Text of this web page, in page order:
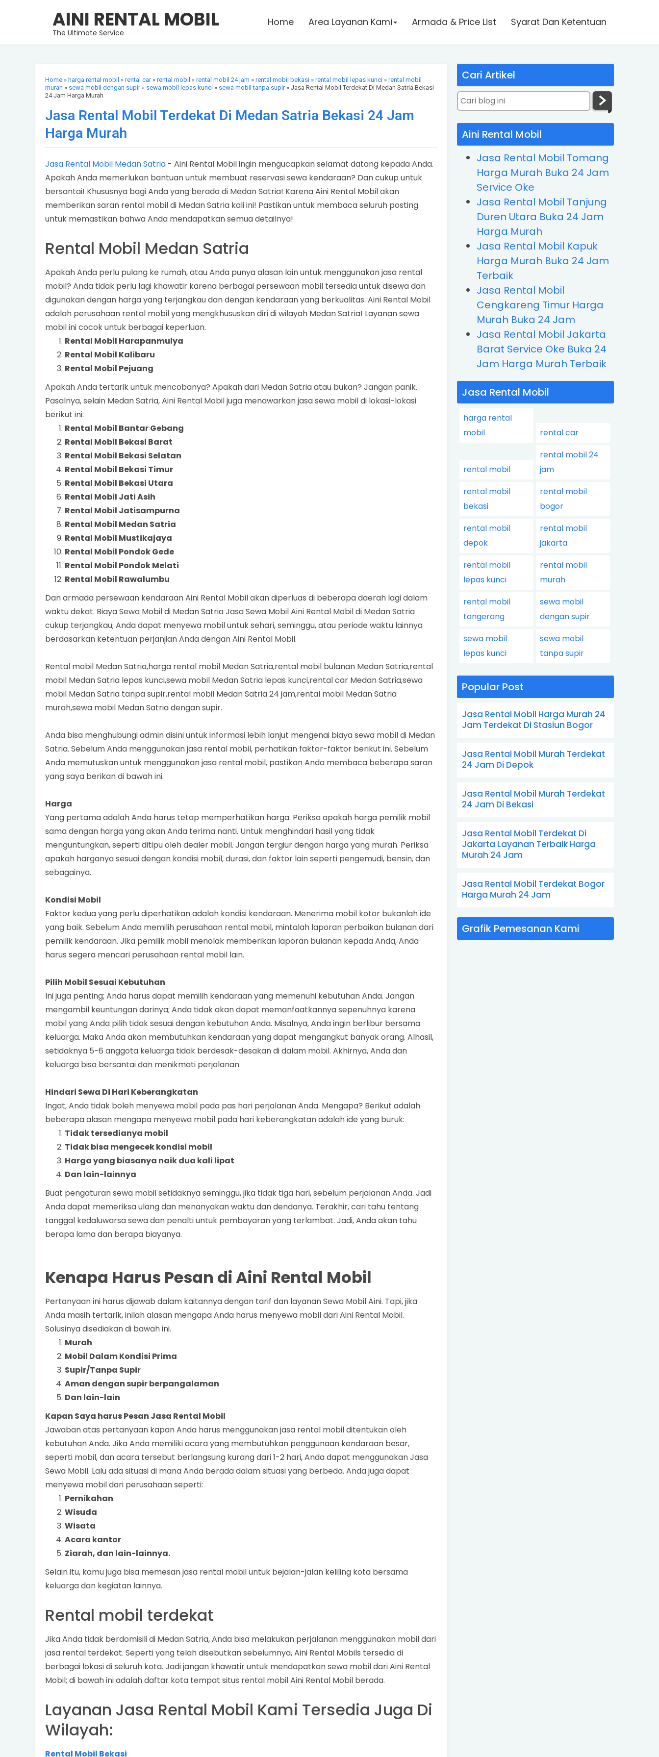
AINI RENTAL MOBIL
The Ultimate Service
Home Area Layanan Kami Armada & Price List Syarat Dan Ketentuan
Home » harga rental mobil » rental car» rental mobil » rental mobil 24 jam » rental mobil bekasi » rental mobil lepas kunci » rental mobil
murah » sewa mobil dengan supir» sewa mobil lepas kunci » sewa mobil tanpa supir» Jasa Rental Mobil Terdekat Di Medan Satria Bekasi
24 Jam Harga Murah
Jasa Rental Mobil Terdekat Di Medan Satria Bekasi 24 Jam
Harga Murah
Jasa Rental Mobil Medan Satria - Aini Rental Mobil ingin mengucapkan selamat datang kepada Anda.
Apakah Anda memerlukan bantuan untuk membuat reservasi sewa kendaraan? Dan cukup untuk
bersantai! Khususnya bagi Anda yang berada di Medan Satria! Karena Aini Rental Mobil akan
memberikan saran rental mobil di Medan Satria kali ini! Pastikan untuk membaca seluruh posting
untuk memastikan bahwa Anda mendapatkan semua detailnya!
Rental Mobil Medan Satria
Apakah Anda perlu pulang ke rumah, atau Anda punya alasan lain untuk menggunakan jasa rental
mobil? Anda tidak perlu lagi khawatir karena berbagai persewaan mobil tersedia untuk disewa dan
digunakan dengan harga yang terjangkau dan dengan kendaraan yang berkualitas. Aini Rental Mobil
adalah perusahaan rental mobil yang mengkhususkan diri di wilayah Medan Satria! Layanan sewa
mobil ini cocok untuk berbagai keperluan.
Rental Mobil Harapanmulya
Rental Mobil Kalibaru
Rental Mobil Pejuang
Apakah Anda tertarik untuk mencobanya? Apakah dari Medan Satria atau bukan? Jangan panik.
Pasalnya, selain Medan Satria, Aini Rental Mobil juga menawarkan jasa sewa mobil di lokasi-lokasi
berikut ini:
Rental Mobil Bantar Gebang
Rental Mobil Bekasi Barat
Rental Mobil Bekasi Selatan
Rental Mobil Bekasi Timur
Rental Mobil Bekasi Utara
Rental Mobil Jati Asih
Rental Mobil Jatisampurna
Rental Mobil Medan Satria
Rental Mobil Mustikajaya
Rental Mobil Pondok Gede
Rental Mobil Pondok Melati
Rental Mobil Rawalumbu
Dan armada persewaan kendaraan Aini Rental Mobil akan diperluas di beberapa daerah lagi dalam
waktu dekat. Biaya Sewa Mobil di Medan Satria Jasa Sewa Mobil Aini Rental Mobil di Medan Satria
cukup terjangkau; Anda dapat menyewa mobil untuk sehari, seminggu, atau periode waktu lainnya
berdasarkan ketentuan perjanjian Anda dengan Aini Rental Mobil.
Rental mobil Medan Satria,harga rental mobil Medan Satria,rental mobil bulanan Medan Satria,rental
mobil Medan Satria lepas kunci,sewa mobil Medan Satria lepas kunci,rental car Medan Satria,sewa
mobil Medan Satria tanpa supir,rental mobil Medan Satria 24 jam,rental mobil Medan Satria
murah,sewa mobil Medan Satria dengan supir.
Anda bisa menghubungi admin disini untuk informasi lebih lanjut mengenai biaya sewa mobil di Medan
Satria. Sebelum Anda menggunakan jasa rental mobil, perhatikan faktor-faktor berikut ini. Sebelum
Anda memutuskan untuk menggunakan jasa rental mobil, pastikan Anda membaca beberapa saran
yang saya berikan di bawah ini.
Harga
Yang pertama adalah Anda harus tetap memperhatikan harga. Periksa apakah harga pemilik mobil
sama dengan harga yang akan Anda terima nanti. Untuk menghindari hasil yang tidak
menguntungkan, seperti ditipu oleh dealer mobil. Jangan tergiur dengan harga yang murah. Periksa
apakah harganya sesuai dengan kondisi mobil, durasi, dan faktor lain seperti pengemudi, bensin, dan
sebagainya.
Kondisi Mobil
Faktor kedua yang perlu diperhatikan adalah kondisi kendaraan. Menerima mobil kotor bukanlah ide
yang baik. Sebelum Anda memilih perusahaan rental mobil, mintalah laporan perbaikan bulanan dari
pemilik kendaraan. Jika pemilik mobil menolak memberikan laporan bulanan kepada Anda, Anda
harus segera mencari perusahaan rental mobil lain.
Pilih Mobil Sesuai Kebutuhan
Ini juga penting; Anda harus dapat memilih kendaraan yang memenuhi kebutuhan Anda. Jangan
mengambil keuntungan darinya; Anda tidak akan dapat memanfaatkannya sepenuhnya karena
mobil yang Anda pilih tidak sesuai dengan kebutuhan Anda. Misalnya, Anda ingin berlibur bersama
keluarga. Maka Anda akan membutuhkan kendaraan yang dapat mengangkut banyak orang. Alhasil,
setidaknya 5-6 anggota keluarga tidak berdesak-desakan di dalam mobil. Akhirnya, Anda dan
keluarga bisa bersantai dan menikmati perjalanan.
Hindari Sewa Di Hari Keberangkatan
Ingat, Anda tidak boleh menyewa mobil pada pas hari perjalanan Anda. Mengapa? Berikut adalah
beberapa alasan mengapa menyewa mobil pada hari keberangkatan adalah ide yang buruk:
Tidak tersedianya mobil
Tidak bisa mengecek kondisi mobil
Harga yang biasanya naik dua kali lipat
Dan lain-lainnya
Buat pengaturan sewa mobil setidaknya seminggu, jika tidak tiga hari, sebelum perjalanan Anda. Jadi
Anda dapat memeriksa ulang dan menanyakan waktu dan dendanya. Terakhir, cari tahu tentang
tanggal kedaluwarsa sewa dan penalti untuk pembayaran yang terlambat. Jadi, Anda akan tahu
berapa lama dan berapa biayanya.
Kenapa Harus Pesan di Aini Rental Mobil
Pertanyaan ini harus dijawab dalam kaitannya dengan tarif dan layanan Sewa Mobil Aini. Tapi, jika
Anda masih tertarik, inilah alasan mengapa Anda harus menyewa mobil dari Aini Rental Mobil.
Solusinya disediakan di bawah ini.
Murah
Mobil Dalam Kondisi Prima
Supir/Tanpa Supir
Aman dengan supir berpangalaman
Dan lain-lain
Kapan Saya harus Pesan Jasa Rental Mobil
Jawaban atas pertanyaan kapan Anda harus menggunakan jasa rental mobil ditentukan oleh
kebutuhan Anda. Jika Anda memiliki acara yang membutuhkan penggunaan kendaraan besar,
seperti mobil, dan acara tersebut berlangsung kurang dari 1-2 hari, Anda dapat menggunakan Jasa
Sewa Mobil. Lalu ada situasi di mana Anda berada dalam situasi yang berbeda. Anda juga dapat
menyewa mobil dari perusahaan seperti:
Pernikahan
Wisuda
Wisata
Acara kantor
Ziarah, dan lain-lainnya.
Selain itu, kamu juga bisa memesan jasa rental mobil untuk bejalan-jalan keliling kota bersama
keluarga dan kegiatan lainnya.
Rental mobil terdekat
Jika Anda tidak berdomisili di Medan Satria, Anda bisa melakukan perjalanan menggunakan mobil dari
jasa rental terdekat. Seperti yang telah disebutkan sebelumnya, Aini Rental Mobils tersedia di
berbagai lokasi di seluruh kota. Jadi jangan khawatir untuk mendapatkan sewa mobil dari Aini Rental
Mobil; di bawah ini adalah daftar kota tempat situs rental mobil Aini Rental Mobil berada.
Layanan Jasa Rental Mobil Kami Tersedia Juga Di
Wilayah:
Rental Mobil Bekasi
Cari Artikel
Aini Rental Mobil
Jasa Rental Mobil Tomang
Harga Murah Buka 24 Jam
Service Oke
Jasa Rental Mobil Tanjung
Duren Utara Buka 24 Jam
Harga Murah
Jasa Rental Mobil Kapuk
Harga Murah Buka 24 Jam
Terbaik
Jasa Rental Mobil
Cengkareng Timur Harga
Murah Buka 24 Jam
Jasa Rental Mobil Jakarta
Barat Service Oke Buka 24
Jam Harga Murah Terbaik
Jasa Rental Mobil
harga rental
mobil
rental car
rental mobil
rental mobil 24
jam
rental mobil
bekasi
rental mobil
bogor
rental mobil
depok
rental mobil
jakarta
rental mobil
lepas kunci
rental mobil
murah
rental mobil
tangerang
sewa mobil
dengan supir
sewa mobil
lepas kunci
sewa mobil
tanpa supir
Popular Post
Jasa Rental Mobil Harga Murah 24
Jam Terdekat Di Stasiun Bogor
Jasa Rental Mobil Murah Terdekat
24 Jam Di Depok
Jasa Rental Mobil Murah Terdekat
24 Jam Di Bekasi
Jasa Rental Mobil Terdekat Di
Jakarta Layanan Terbaik Harga
Murah 24 Jam
Jasa Rental Mobil Terdekat Bogor
Harga Murah 24 Jam
Grafik Pemesanan Kami